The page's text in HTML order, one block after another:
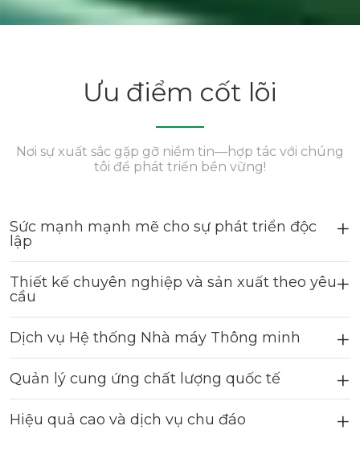
Ưu điểm cốt lõi
Nơi sự xuất sắc gặp gỡ niềm tin—hợp tác với chúng
tôi để phát triển bền vững!
Sức mạnh mạnh mẽ cho sự phát triển độc
lập
Thiết kế chuyên nghiệp và sản xuất theo yêu
cầu
Dịch vụ Hệ thống Nhà máy Thông minh
Quản lý cung ứng chất lượng quốc tế
Hiệu quả cao và dịch vụ chu đáo